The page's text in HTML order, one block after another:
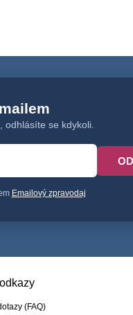
odhlásíte se kdykoli.
Emailový zpravodaj
(FAQ)